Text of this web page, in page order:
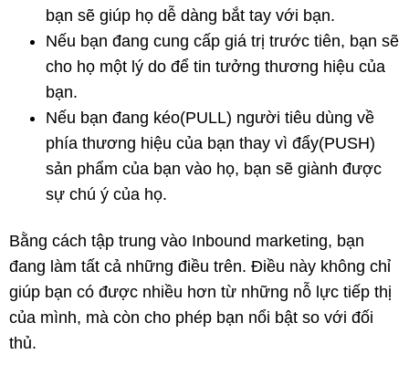
bạn sẽ giúp họ dễ dàng bắt tay với bạn.
Nếu bạn đang cung cấp giá trị trước tiên, bạn sẽ
cho họ một lý do để tin tưởng thương hiệu của
bạn.
Nếu bạn đang kéo(PULL) người tiêu dùng về
phía thương hiệu của bạn thay vì đẩy(PUSH)
sản phẩm của bạn vào họ, bạn sẽ giành được
sự chú ý của họ.
Bằng cách tập trung vào Inbound marketing, bạn
đang làm tất cả những điều trên. Điều này không chỉ
giúp bạn có được nhiều hơn từ những nỗ lực tiếp thị
của mình, mà còn cho phép bạn nổi bật so với đối
thủ.